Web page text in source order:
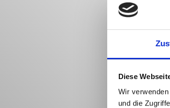
Diese
Wir
und die